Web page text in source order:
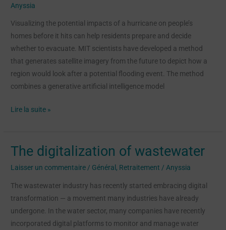
Anyssia
Visualizing the potential impacts of a hurricane on people’s
homes before it hits can help residents prepare and decide
whether to evacuate. MIT scientists have developed a method
that generates satellite imagery from the future to depict how a
region would look after a potential flooding event. The method
combines a generative artificial intelligence model
realistic
satellite
images
of
future
flooding
Lire la suite »
The digitalization of wastewater
Laisser un commentaire/ Général , Retraitement /Anyssia
The wastewater industry has recently started embracing digital
transformation — a movement many industries have already
undergone. In the water sector, many companies have recently
incorporated digital platforms to monitor and manage water
The
digitalization
wastewater